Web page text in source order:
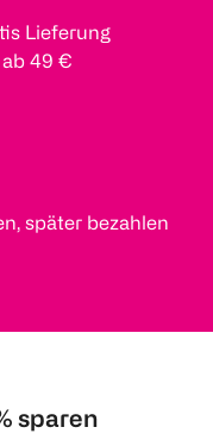
Lieferung
ab 49 €
später bezahlen
sparen